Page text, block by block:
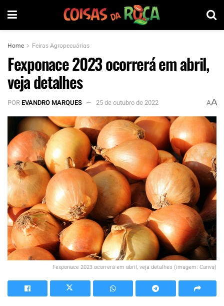
Home Feiras Agropecuárias
Fexponace 2023 ocorrerá em abril,
veja detalhes
POREVANDRO MARQUES 25 de outubro de 2022 AA
Fexponace 2023 ocorrerá em abril, veja detalhes (imagem: Canva)